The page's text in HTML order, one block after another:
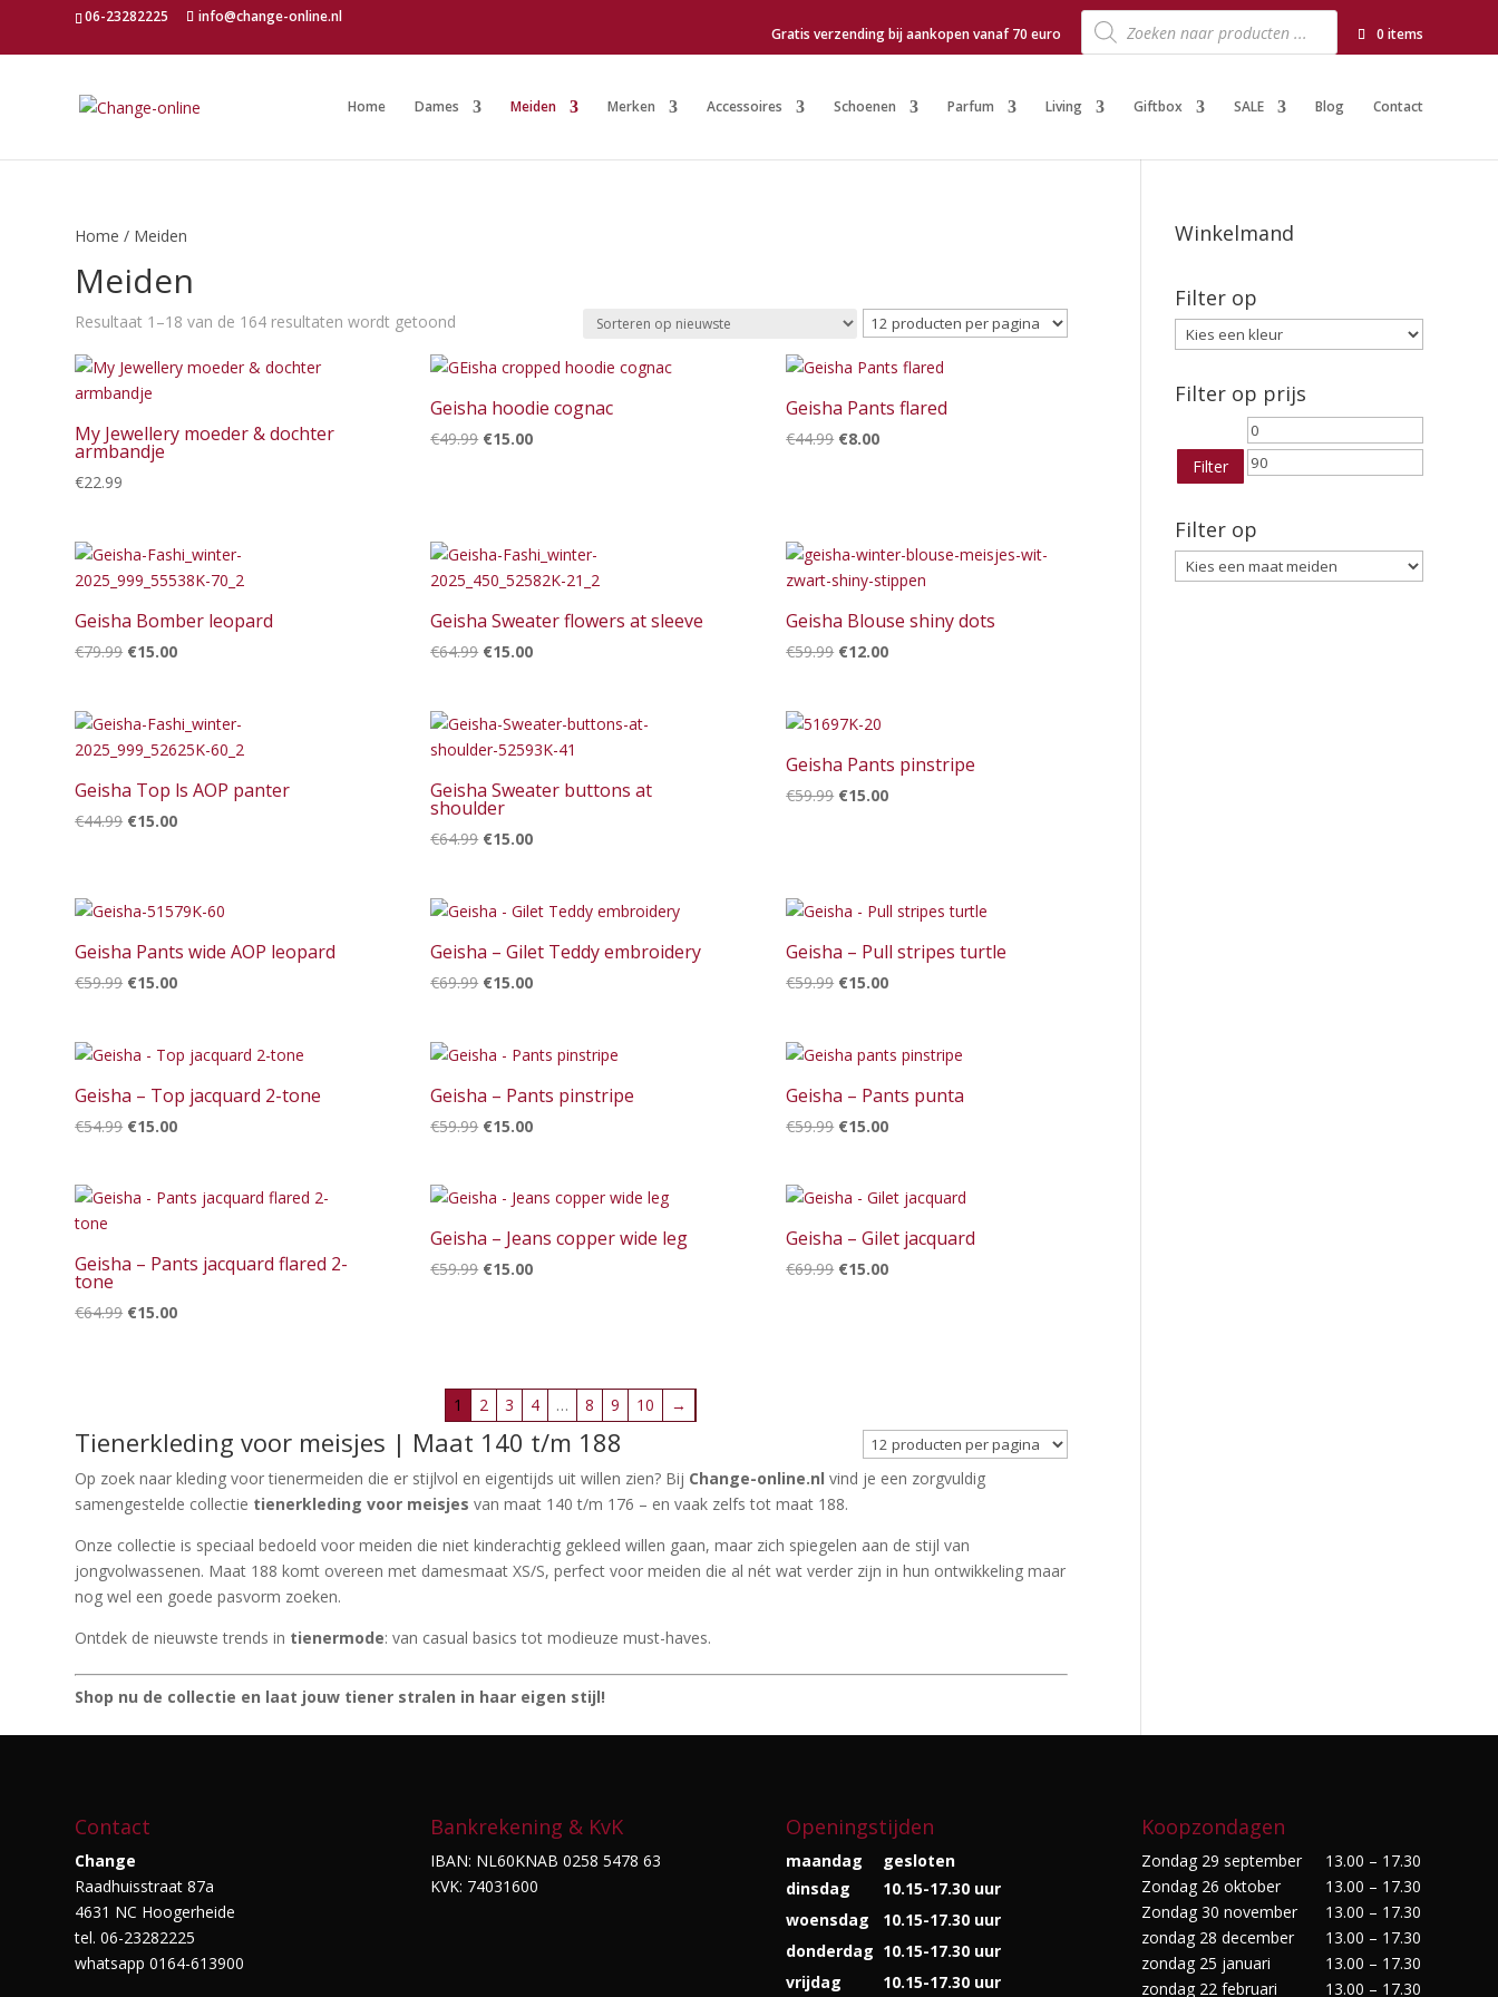
06-23282225
info@change-online.nl
Gratis verzending bij aankopen vanaf 70 euro
Producten
zoeken 0 items
Home Dames Meiden Merken Accessoires Schoenen Parfum Living Giftbox SALE Blog Contact
Home / Meiden
Meiden
Resultaat 1–18 van de 164 resultaten wordt getoond
nieuwste
My Jewellery moeder & dochter
armbandje
€22.99
Geisha hoodie cognac
€49.99 Oorspronkelijke
€15.00Huidige
Geisha Pants flared
€44.99 Oorspronkelijke
€8.00Huidige
Geisha Bomber leopard
€79.99 Oorspronkelijke
€79.99.
€15.00Huidige
€15.00.
Geisha Sweater flowers at sleeve
€64.99 Oorspronkelijke
€64.99.
€15.00Huidige
€15.00.
Geisha Blouse shiny dots
€59.99 Oorspronkelijke
€59.99.
€12.00Huidige
Geisha Top ls AOP panter
€44.99 Oorspronkelijke
€15.00Huidige
Geisha Sweater buttons at
shoulder
€64.99 Oorspronkelijke
€64.99.
€15.00Huidige
€15.00.
Geisha Pants pinstripe
€59.99 Oorspronkelijke
€15.00Huidige
Geisha Pants wide AOP leopard
€59.99 Oorspronkelijke
€59.99.
€15.00Huidige
€15.00.
Geisha – Gilet Teddy embroidery
€69.99 Oorspronkelijke
€69.99.
€15.00Huidige
€15.00.
Geisha – Pull stripes turtle
€59.99 Oorspronkelijke
€59.99.
€15.00Huidige
€15.00.
Geisha – Top jacquard 2-tone
€54.99 Oorspronkelijke
€54.99.
€15.00Huidige
€15.00.
Geisha – Pants pinstripe
€59.99 Oorspronkelijke
€59.99.
€15.00Huidige
€15.00.
Geisha – Pants punta
€59.99 Oorspronkelijke
€59.99.
€15.00Huidige
€15.00.
Geisha – Pants jacquard flared 2-
tone
€64.99 Oorspronkelijke
€15.00Huidige
Geisha – Jeans copper wide leg
€59.99 Oorspronkelijke
€15.00Huidige
Geisha – Gilet jacquard
€69.99 Oorspronkelijke
€15.00Huidige
1 2 3 4 … 8 9 10 →
Tienerkleding voor meisjes | Maat 140 t/m 188
Op zoek naar kleding voor tienermeiden die er stijlvol en eigentijds uit willen zien? Bij Change-online.nl vind je een zorgvuldig
samengestelde collectie tienerkleding voor meisjes van maat 140 t/m 176 – en vaak zelfs tot maat 188.
Onze collectie is speciaal bedoeld voor meiden die niet kinderachtig gekleed willen gaan, maar zich spiegelen aan de stijl van
jongvolwassenen. Maat 188 komt overeen met damesmaat XS/S, perfect voor meiden die al nét wat verder zijn in hun ontwikkeling maar
nog wel een goede pasvorm zoeken.
Ontdek de nieuwste trends in tienermode: van casual basics tot modieuze must-haves.
Shop nu de collectie en laat jouw tiener stralen in haar eigen stijl!
Winkelmand
Filter op
Filter op prijs
Min.
prijs
Filter
Filter op
Contact
Change
Raadhuisstraat 87a
4631 NC Hoogerheide
tel. 06-23282225
whatsapp 0164-613900
Bankrekening & KvK
IBAN: NL60KNAB 0258 5478 63
KVK: 74031600
Openingstijden
maandag
gesloten
dinsdag
10.15-17.30 uur
woensdag
10.15-17.30 uur
donderdag 10.15-17.30 uur
vrijdag
10.15-17.30 uur
Koopzondagen
Zondag 29 september
13.00 – 17.30
Zondag 26 oktober
13.00 – 17.30
Zondag 30 november
13.00 – 17.30
zondag 28 december
13.00 – 17.30
zondag 25 januari
13.00 – 17.30
zondag 22 februari
13.00 – 17.30